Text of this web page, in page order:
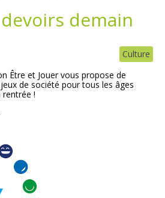
demain
Culture
Être et Jouervous propose de
de société pour tous les âges
!